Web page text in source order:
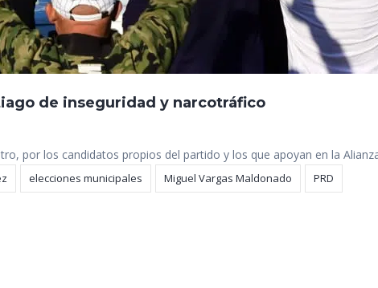
de inseguridad y narcotráfico
por los candidatos propios del partido y los que apoyan en la
elecciones municipales Miguel Vargas Maldonado PRD